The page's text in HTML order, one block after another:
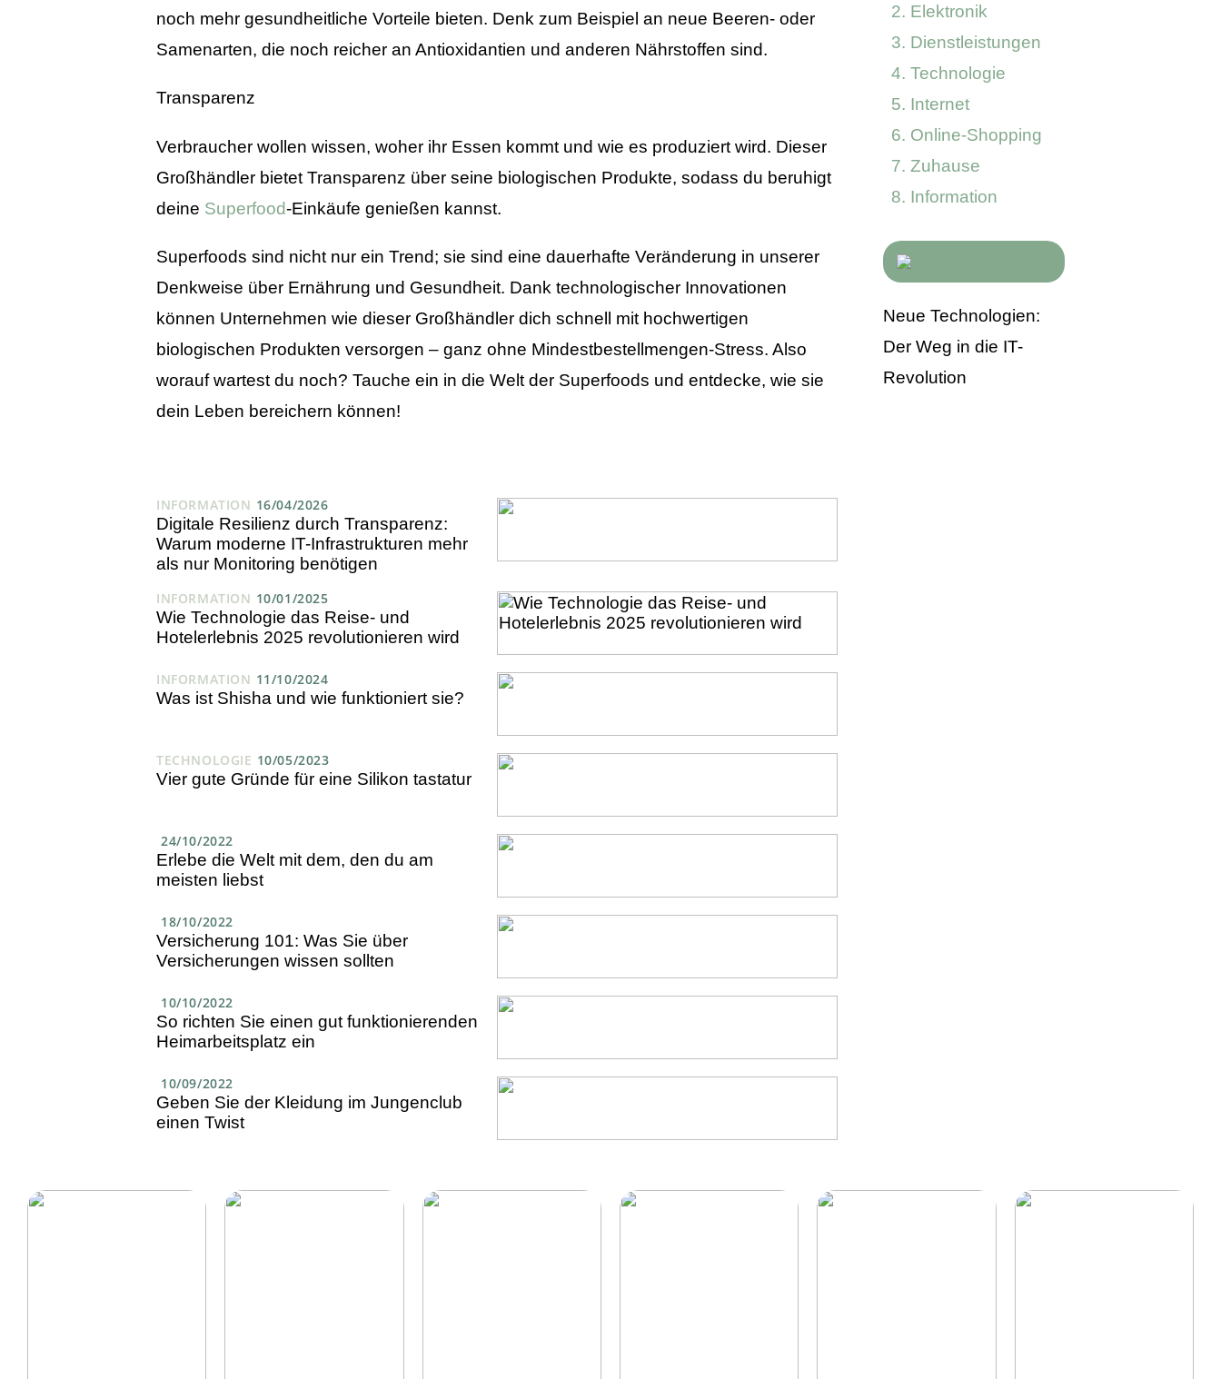
noch mehr gesundheitliche Vorteile bieten. Denk zum Beispiel an neue Beeren- oder
Samenarten, die noch reicher an Antioxidantien und anderen Nährstoffen sind.
Transparenz
Verbraucher wollen wissen, woher ihr Essen kommt und wie es produziert wird. Dieser
Großhändler bietet Transparenz über seine biologischen Produkte, sodass du beruhigt
deine Superfood-Einkäufe genießen kannst.
Superfoods sind nicht nur ein Trend; sie sind eine dauerhafte Veränderung in unserer
Denkweise über Ernährung und Gesundheit. Dank technologischer Innovationen
können Unternehmen wie dieser Großhändler dich schnell mit hochwertigen
biologischen Produkten versorgen – ganz ohne Mindestbestellmengen-Stress. Also
worauf wartest du noch? Tauche ein in die Welt der Superfoods und entdecke, wie sie
dein Leben bereichern können!
INFORMATION 16/04/2026
Digitale Resilienz durch Transparenz:
Warum moderne IT-Infrastrukturen mehr
als nur Monitoring benötigen
INFORMATION 10/01/2025
Wie Technologie das Reise- und
Hotelerlebnis 2025 revolutionieren wird
INFORMATION 11/10/2024
Was ist Shisha und wie funktioniert sie?
TECHNOLOGIE 10/05/2023
Vier gute Gründe für eine Silikon tastatur
24/10/2022
Erlebe die Welt mit dem, den du am
meisten liebst
18/10/2022
Versicherung 101: Was Sie über
Versicherungen wissen sollten
10/10/2022
So richten Sie einen gut funktionierenden
Heimarbeitsplatz ein
10/09/2022
Geben Sie der Kleidung im Jungenclub
einen Twist
Elektronik
Dienstleistungen
Technologie
Internet
Online-Shopping
Zuhause
Information
Neue Technologien:
Der Weg in die IT-
Revolution